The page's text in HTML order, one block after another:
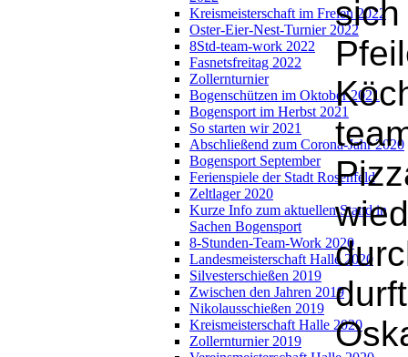
Kreismeisterschaft im Freien 2022
Oster-Eier-Nest-Turnier 2022
8Std-team-work 2022
Fasnetsfreitag 2022
Zollernturnier
Bogenschützen im Oktober 2021
Bogensport im Herbst 2021
So starten wir 2021
Abschließend zum Corona-Jahr 2020
Bogensport September
Ferienspiele der Stadt Rosenfeld
Zeltlager 2020
Kurze Info zum aktuellen Stand in
Sachen Bogensport
8-Stunden-Team-Work 2020
Landesmeisterschaft Halle 2020
Silvesterschießen 2019
Zwischen den Jahren 2019
Nikolausschießen 2019
Kreismeisterschaft Halle 2020
Zollernturnier 2019
sich